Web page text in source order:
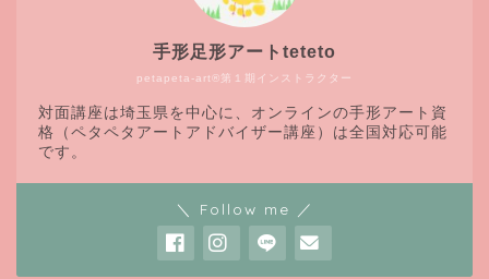
petapeta-art®第１期インストラクター
手形足形アートteteto
対面講座は埼玉県を中心に、オンラインの手形アート資
格（ペタペタアートアドバイザー講座）は全国対応可能
です。
＼ Follow me ／